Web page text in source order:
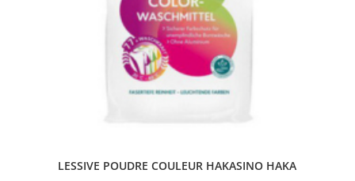
LESSIVE POUDRE COULEUR HAKASINO HAKA